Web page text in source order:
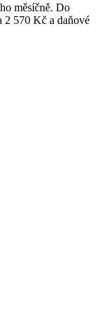
měsíčně. Do
2 570 Kč a daňové